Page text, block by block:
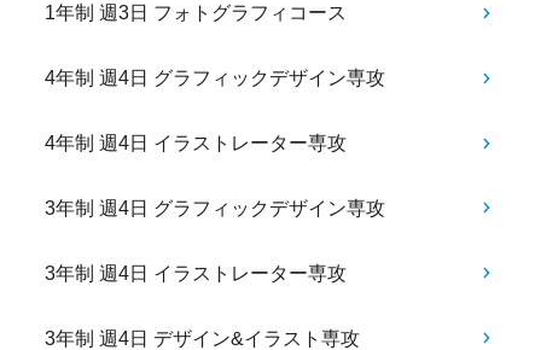
1年制 週3日 フォトグラフィコース
4年制 週4日 グラフィックデザイン専攻
4年制 週4日 イラストレーター専攻
3年制 週4日 グラフィックデザイン専攻
3年制 週4日 イラストレーター専攻
3年制 週4日 デザイン&イラスト専攻